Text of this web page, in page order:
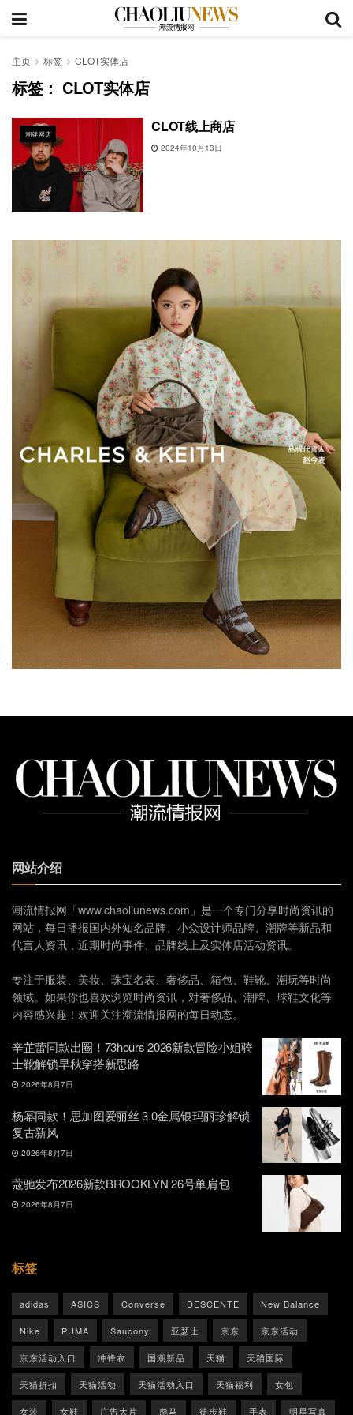
主页 标签 CLOT实体店
标签： CLOT实体店
潮牌网店 CLOT线上商店
2024年10月13日
网站介绍
潮流情报网「www.chaoliunews.com」是一个专门分享时尚资讯的
网站，每日播报国内外知名品牌、小众设计师品牌、潮牌等新品和
代言人资讯，近期时尚事件、品牌线上及实体店活动资讯。
专注于服装、美妆、珠宝名表、奢侈品、箱包、鞋靴、潮玩等时尚
领域。如果你也喜欢浏览时尚资讯，对奢侈品、潮牌、球鞋文化等
内容感兴趣！欢迎关注潮流情报网的每日动态。
辛芷蕾同款出圈！73hours 2026新款冒险小姐骑
士靴解锁早秋穿搭新思路
2026年8月7日
杨幂同款！思加图爱丽丝 3.0金属银玛丽珍解锁
复古新风
2026年8月7日
蔻驰发布2026新款BROOKLYN 26号单肩包
2026年8月7日
标签
adidas ASICS Converse DESCENTE New Balance
Nike PUMA Saucony 亚瑟士 京东 京东活动
京东活动入口 冲锋衣 国潮新品 天猫 天猫国际
天猫折扣 天猫活动 天猫活动入口 天猫福利 女包
女装 女鞋 广告大片 彪马 徒步鞋 手表 明星写真